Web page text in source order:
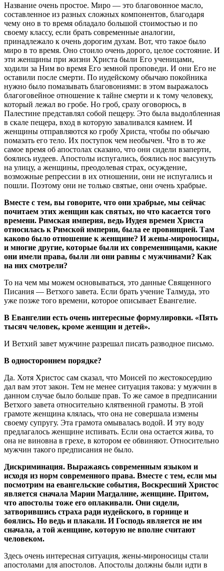
Название очень простое. Миро — это благовонное масло,
составленное из разных сложных компонентов, благодаря
чему оно в то время обладало большой стоимостью и по
своему классу, если брать современные аналогии,
принадлежало к очень дорогим духам. Вот, что такое было
миро в то время. Оно стоило очень дорого, целое состояние. И
эти женщины при жизни Христа были Его ученицами,
ходили за Ним во время Его земной проповеди. И они Его не
оставили после смерти. По иудейскому обычаю покойника
нужно было помазывать благовониями: в этом выражалось
благоговейное отношение к тайне смерти и к тому человеку,
который лежал во гробе. Но гроб, сразу оговорюсь, в
Палестине представлял собой пещеру. Это была выдолбленная
в скале пещера, вход в которую заваливался камнем. И
женщины отправляются ко гробу Христа, чтобы по обычаю
помазать его тело. Их поступок чем необычен. Что в то же
самое время об апостолах сказано, что они сидели взаперти,
боялись иудеев. Апостолы испугались, боялись нос высунуть
на улицу, а женщины, преодолевая страх, осуждение,
возможные репрессии в их отношении, они не испугались и
пошли. Поэтому они не только святые, они очень храбрые.
Вместе с тем, вы говорите, что они храбрые, мы сейчас
почитаем этих женщин как святых, но что касается того
времени. Римская империя, ведь Иудея времен Христа
относилась к Римской империи, была ее провинцией. Там
каково было отношение к женщине? И жены-мироносицы,
и многие другие, которые были их современницами, какие
они имели права, были ли они равны с мужчинами? Как
на них смотрели?
То на чем мы можем основываться, это данные Священного
Писания — Ветхого завета. Если брать учение Талмуда, это
уже позже того времени, которое описывает Евангелие.
В Евангелии есть очень интересные формулировки. «Пять
тысяч человек, кроме женщин и детей».
И Ветхий завет мужчине разрешал писать разводное письмо.
В одностороннем порядке?
Да. Хотя Христос сам сказал, что Моисей по жестокосердию
дал вам этот закон. Тем не менее ситуация такова: у мужчин в
данном случае было больше прав. То же самое в предписании
Ветхого завета относительно клятвенной грамоты. В этой
грамоте женщина клялась, что она не совершала измены
своему супругу. Эта грамота омывалась водой. И эту воду
предлагалось женщине испивать. Если она остается жива, то
она не виновна в грехе, в котором ее обвиняют. Относительно
мужчин такого предписания не было.
Дискриминация. Выражаясь современным языком и
исходя из норм современного права. Вместе с тем, если мы
посмотрим на евангельские события, Воскресший Христос
является сначала Марии Магдалине, женщине. Притом,
что апостолы тоже его оплакивали. Они сидели,
затворившись страха ради иудейского, в горнице и
боялись. Но ведь и плакали. И Господь является не им
сначала, а той женщине, которую не вполне считают
человеком.
Здесь очень интересная ситуация, жены-мироносицы стали
апостолами для апостолов. Апостолы должны были идти в